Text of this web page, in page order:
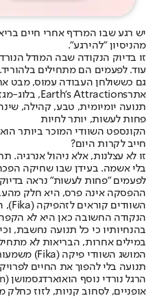
יש רגע שבו המרדף אחרי חיים
מהניסיון "להירגע".
זו בדיוק הנקודה שבה המודל
עוד. לפעמים הם מתחילים בלהוריד.
גם כששולחן העבודה עמוס, מבט
אתרEarth's Attractions , בלוג-
תנועה יומיומית, טבע, קהילה,
פחות לעשות, יותר לחיות
חייב לקרות היום?
זו לא עצלנות, אלא ניהול
בלי אשמה. בעידן שבו שחיקה
לפעמים "פחות לעשות" נראה בדיוק
ההפסקה אינה פרס, היא חלק
השוודים קוראים לזהפיקה (Fika)
,
הנקודה החשובה כאן היא לא
בהנחיותיו כי כל תנועה נחשבת,
במילים אחרות, הבריאות לא
המושג השוודי פיקה (Fika) משמעותו אינה רק הפסקת קפה, אלא עצירה קטנה שמחזירה את היום לקצב אנושי,
תנועה בלי להפוך את החיים
הרגל נורדי נוסף הואוארדגסמושן (
אופניים, לסחוב קניות, לזוז כחלק